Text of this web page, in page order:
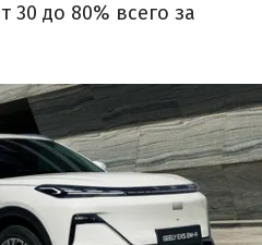
30 до 80% всего за